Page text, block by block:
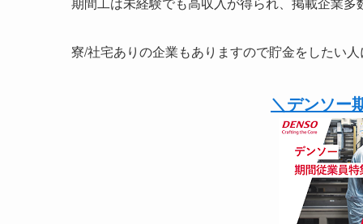
寮/社宅ありの企業もありますので貯金をしたい
＼デンソー